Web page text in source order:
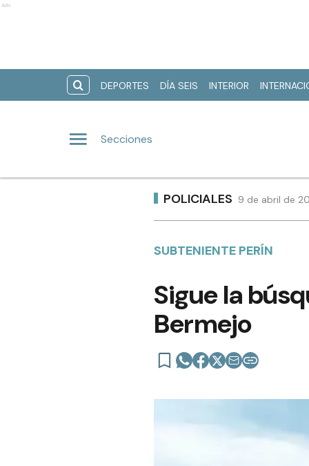
Ads
DEPORTES DÍA SEIS INTERIOR
Secciones
POLICIALES 9 de abril de
SUBTENIENTE PERÍN
Sigue la
Bermejo